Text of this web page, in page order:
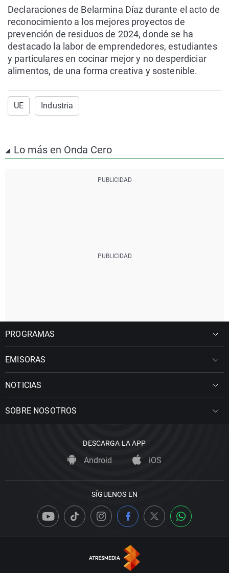
Declaraciones de Belarmina Díaz durante el acto de
reconocimiento a los mejores proyectos de
prevención de residuos de 2024, donde se ha
destacado la labor de emprendedores, estudiantes
y particulares en cocinar mejor y no desperdiciar
alimentos, de una forma creativa y sostenible.
UE Industria
Lo más en Onda Cero
PROGRAMAS
EMISORAS
NOTICIAS
SOBRE NOSOTROS
DESCARGA LA APP
Android iOS
SÍGUENOS EN